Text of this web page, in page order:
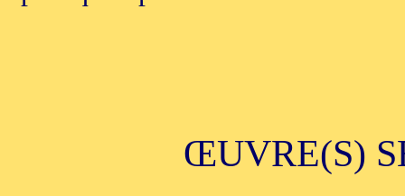
ŒUVRE(S)